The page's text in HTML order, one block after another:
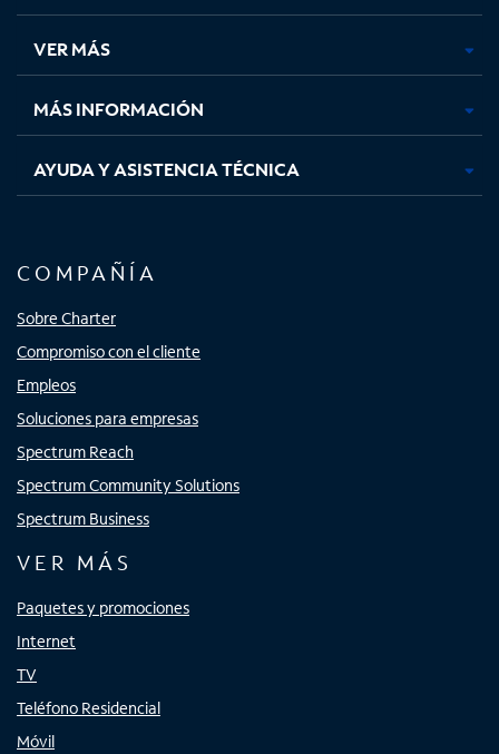
en
pestaña
nueva
en
pestaña
nueva
en
pestaña
nueva
en
nueva
VER MÁS
MÁS INFORMACIÓN
AYUDA Y ASISTENCIA TÉCNICA
COMPAÑÍA
Sobre Charter
Compromiso con el cliente
Empleos
Soluciones para empresas
Spectrum Reach
Spectrum Community Solutions
Spectrum Business
VER MÁS
Paquetes y promociones
Internet
TV
Teléfono Residencial
Móvil